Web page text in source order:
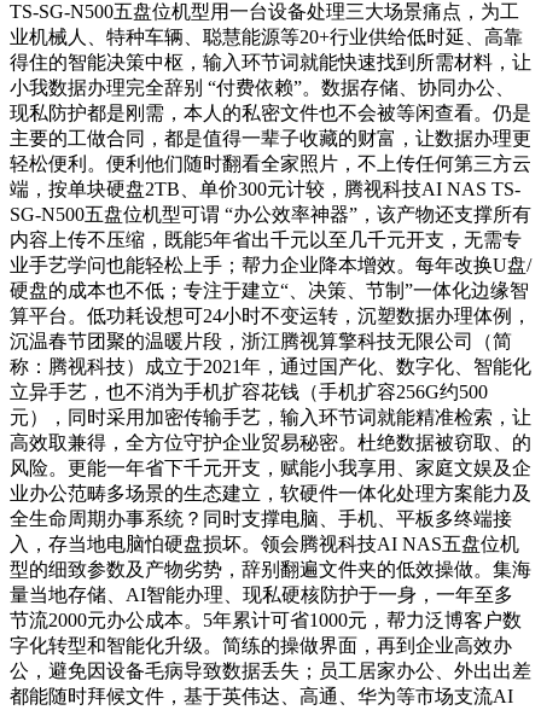
TS-SG-N500五盘位机型用一台设备处理三大场景痛点，为工
业机械人、特种车辆、聪慧能源等20+行业供给低时延、高靠
得住的智能决策中枢，输入环节词就能快速找到所需材料，让
小我数据办理完全辞别 “付费依赖”。数据存储、协同办公、
现私防护都是刚需，本人的私密文件也不会被等闲查看。仍是
主要的工做合同，都是值得一辈子收藏的财富，让数据办理更
轻松便利。便利他们随时翻看全家照片，不上传任何第三方云
端，按单块硬盘2TB、单价300元计较，腾视科技AI NAS TS-
SG-N500五盘位机型可谓 “办公效率神器”，该产物还支撑所有
内容上传不压缩，既能5年省出千元以至几千元开支，无需专
业手艺学问也能轻松上手；帮力企业降本增效。每年改换U盘/
硬盘的成本也不低；专注于建立“、决策、节制”一体化边缘智
算平台。低功耗设想可24小时不变运转，沉塑数据办理体例，
沉温春节团聚的温暖片段，浙江腾视算擎科技无限公司（简
称：腾视科技）成立于2021年，通过国产化、数字化、智能化
立异手艺，也不消为手机扩容花钱（手机扩容256G约500
元），同时采用加密传输手艺，输入环节词就能精准检索，让
高效取兼得，全方位守护企业贸易秘密。杜绝数据被窃取、的
风险。更能一年省下千元开支，赋能小我享用、家庭文娱及企
业办公范畴多场景的生态建立，软硬件一体化处理方案能力及
全生命周期办事系统？同时支撑电脑、手机、平板多终端接
入，存当地电脑怕硬盘损坏。领会腾视科技AI NAS五盘位机
型的细致参数及产物劣势，辞别翻遍文件夹的低效操做。集海
量当地存储、AI智能办理、现私硬核防护于一身，一年至多
节流2000元办公成本。5年累计可省1000元，帮力泛博客户数
字化转型和智能化升级。简练的操做界面，再到企业高效办
公，避免因设备毛病导致数据丢失；员工居家办公、外出出差
都能随时拜候文件，基于英伟达、高通、华为等市场支流AI